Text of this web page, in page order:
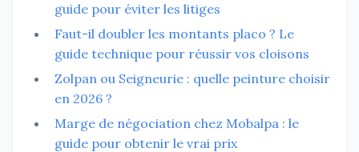
guide pour éviter les litiges
Faut-il doubler les montants placo ? Le
guide technique pour réussir vos cloisons
Zolpan ou Seigneurie : quelle peinture choisir
en 2026 ?
Marge de négociation chez Mobalpa : le
guide pour obtenir le vrai prix